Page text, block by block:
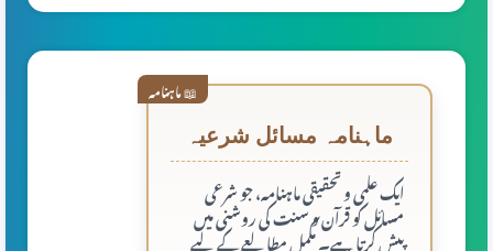
ماہنامہ مسائل شرعیہ
ایک علمی و تحقیقی ماہنامہ، جو شرعی
مسائل کو قرآن و سنت کی روشنی میں
پیش کرتا ہے۔ مکمل مطالعے کے لیے
📖 ماہنامہ